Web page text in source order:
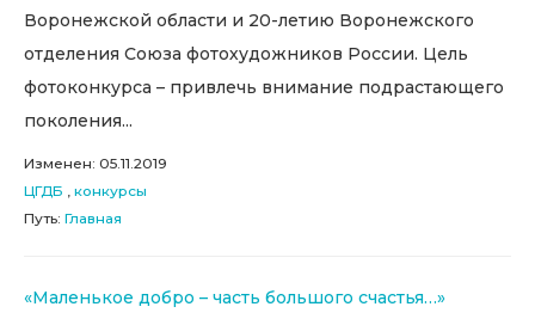
Воронежской области и 20-летию Воронежского
отделения Союза фотохудожников России. Цель
фотоконкурса – привлечь внимание подрастающего
поколения...
Изменен: 05.11.2019
ЦГДБ , конкурсы
Путь: Главная
«Маленькое добро – часть большого счастья…»